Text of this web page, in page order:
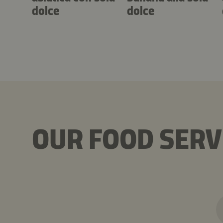
dolce
dolce
OUR FOOD